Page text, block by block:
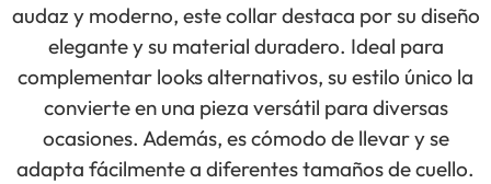
audaz y moderno, este collar destaca por su diseño
elegante y su material duradero. Ideal para
complementar looks alternativos, su estilo único la
convierte en una pieza versátil para diversas
ocasiones. Además, es cómodo de llevar y se
adapta fácilmente a diferentes tamaños de cuello.